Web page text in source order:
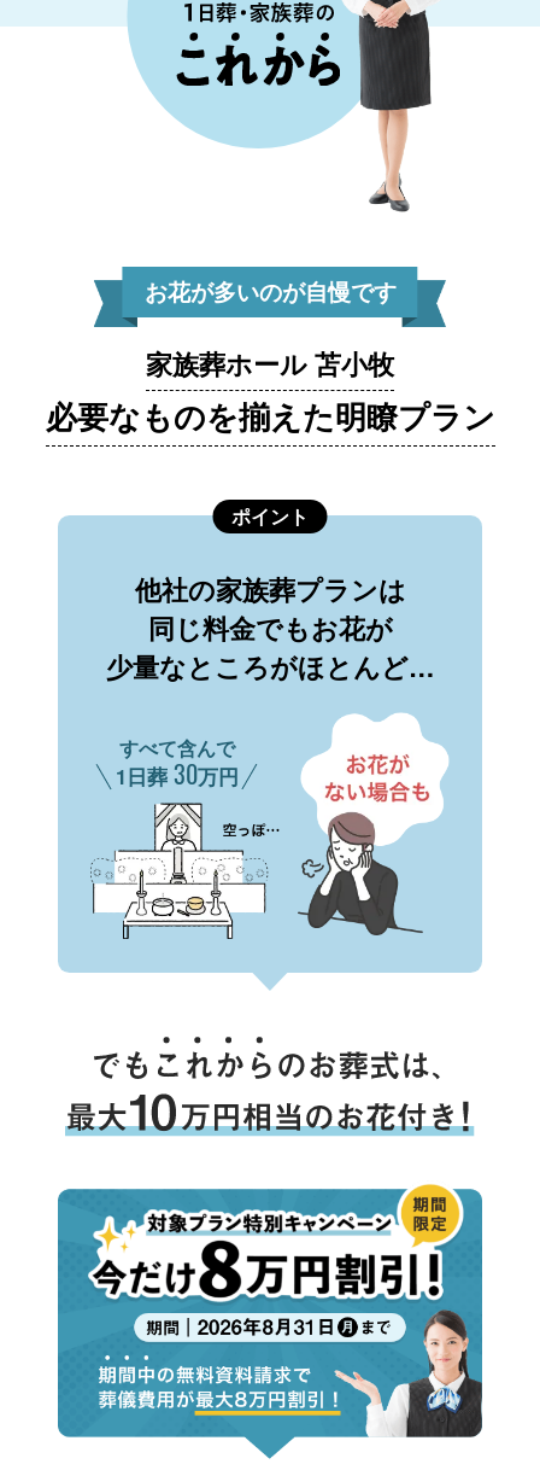
お花が多いのが自慢です
家族葬ホール 苫小牧
必要なものを揃えた明瞭プラン
ポイント
他社の家族葬プランは
同じ料金でもお花が
少量なところがほとんど…
すべて含んで
1日葬 30万円